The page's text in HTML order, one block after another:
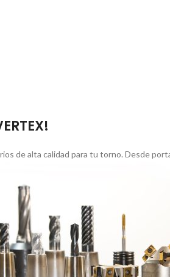
de alta calidad para tu torno. Desde